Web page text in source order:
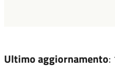
Ultimo aggiornamento: